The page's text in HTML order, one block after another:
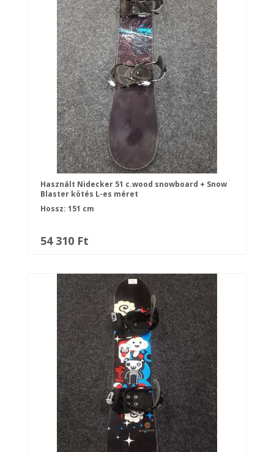
Használt Nidecker 51 c.wood snowboard + Snow
Blaster kötés L-es méret
Hossz: 151 cm
54 310 Ft